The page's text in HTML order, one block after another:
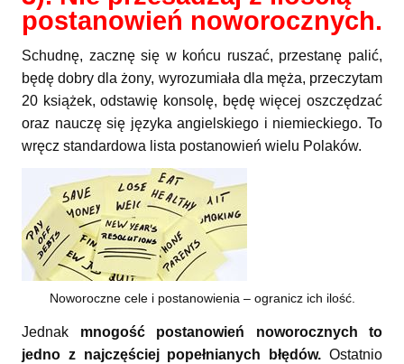
postanowień noworocznych.
Schudnę, zacznę się w końcu ruszać, przestanę palić,
będę dobry dla żony, wyrozumiała dla męża, przeczytam
20 książek, odstawię konsolę, będę więcej oszczędzać
oraz nauczę się języka angielskiego i niemieckiego. To
wręcz standardowa lista postanowień wielu Polaków.
Noworoczne cele i postanowienia – ogranicz ich ilość.
Jednak mnogość postanowień noworocznych to
jedno z najczęściej popełnianych błędów. Ostatnio